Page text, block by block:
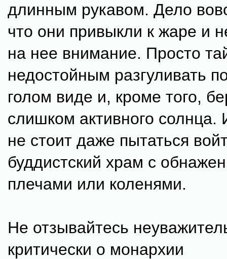
длинным рукавом. Дело
что они привыкли к жаре и
на нее внимание. Просто
недостойным разгуливать
голом виде и, кроме того,
слишком активного солнца.
не стоит даже пытаться
буддистский храм с
плечами или коленями.
Не отзывайтесь
критически о монархии